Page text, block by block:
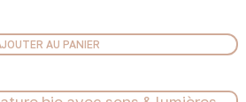
AU PANIER